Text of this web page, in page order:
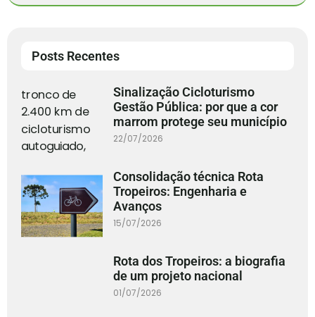
Posts Recentes
Sinalização Cicloturismo
Gestão Pública: por que a cor
marrom protege seu município
22/07/2026
Consolidação técnica Rota
Tropeiros: Engenharia e
Avanços
15/07/2026
Rota dos Tropeiros: a biografia
de um projeto nacional
01/07/2026